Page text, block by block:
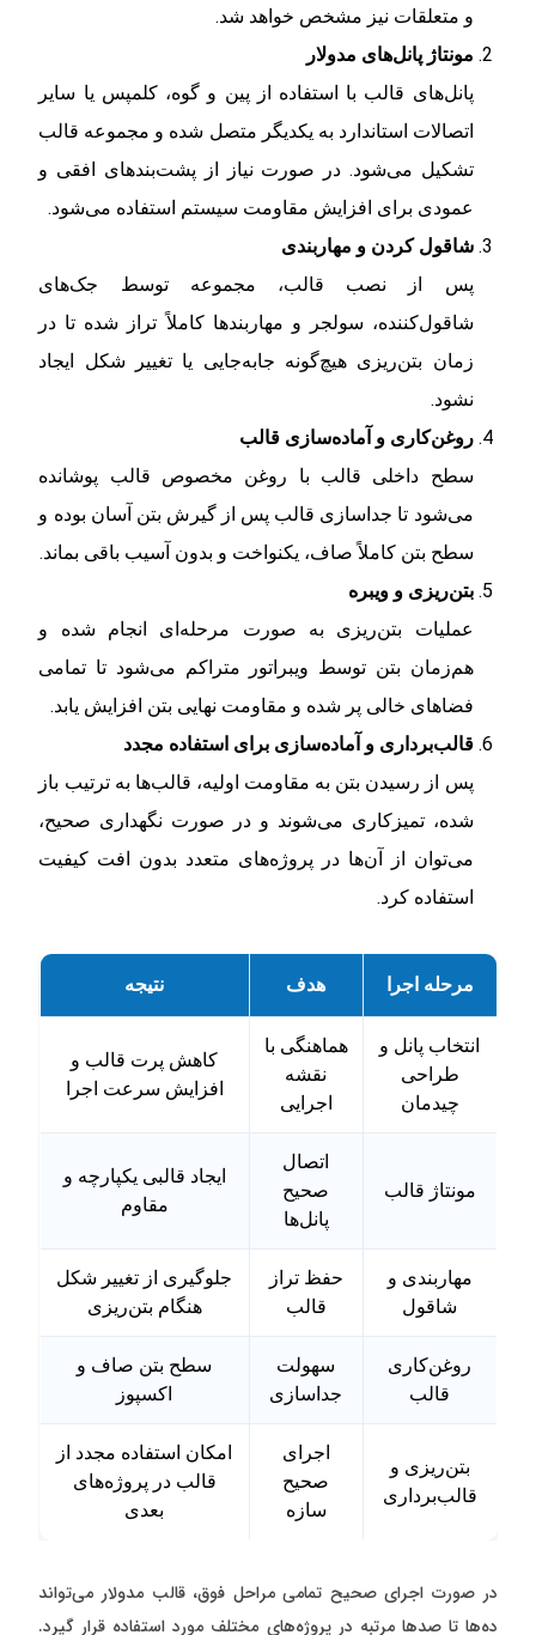
و متعلقات نیز مشخص خواهد شد.
مونتاژ پانل‌های مدولار
پانل‌های قالب با استفاده از پین و گوه، کلمپس یا سایر
اتصالات استاندارد به یکدیگر متصل شده و مجموعه قالب
تشکیل می‌شود. در صورت نیاز از پشت‌بندهای افقی و
عمودی برای افزایش مقاومت سیستم استفاده می‌شود.
شاقول کردن و مهاربندی
پس از نصب قالب، مجموعه توسط جک‌های
شاقول‌کننده، سولجر و مهاربندها کاملاً تراز شده تا در
زمان بتن‌ریزی هیچ‌گونه جابه‌جایی یا تغییر شکل ایجاد
نشود.
روغن‌کاری و آماده‌سازی قالب
سطح داخلی قالب با روغن مخصوص قالب پوشانده
می‌شود تا جداسازی قالب پس از گیرش بتن آسان بوده و
سطح بتن کاملاً صاف، یکنواخت و بدون آسیب باقی بماند.
بتن‌ریزی و ویبره
عملیات بتن‌ریزی به صورت مرحله‌ای انجام شده و
هم‌زمان بتن توسط ویبراتور متراکم می‌شود تا تمامی
فضاهای خالی پر شده و مقاومت نهایی بتن افزایش یابد.
قالب‌برداری و آماده‌سازی برای استفاده مجدد
پس از رسیدن بتن به مقاومت اولیه، قالب‌ها به ترتیب باز
شده، تمیزکاری می‌شوند و در صورت نگهداری صحیح،
می‌توان از آن‌ها در پروژه‌های متعدد بدون افت کیفیت
استفاده کرد.
مرحله اجرا هدف نتیجه
انتخاب پانل و
طراحی
چیدمان
هماهنگی با
نقشه
اجرایی
کاهش پرت قالب و
افزایش سرعت اجرا
مونتاژ قالب
اتصال
صحیح
پانل‌ها
ایجاد قالبی یکپارچه و
مقاوم
مهاربندی و
شاقول
حفظ تراز
قالب
جلوگیری از تغییر شکل
هنگام بتن‌ریزی
روغن‌کاری
قالب
سهولت
جداسازی
سطح بتن صاف و
اکسپوز
بتن‌ریزی و
قالب‌برداری
اجرای
صحیح
سازه
امکان استفاده مجدد از
قالب در پروژه‌های
بعدی
در صورت اجرای صحیح تمامی مراحل فوق، قالب مدولار می‌تواند
ده‌ها تا صدها مرتبه در پروژه‌های مختلف مورد استفاده قرار گیرد.